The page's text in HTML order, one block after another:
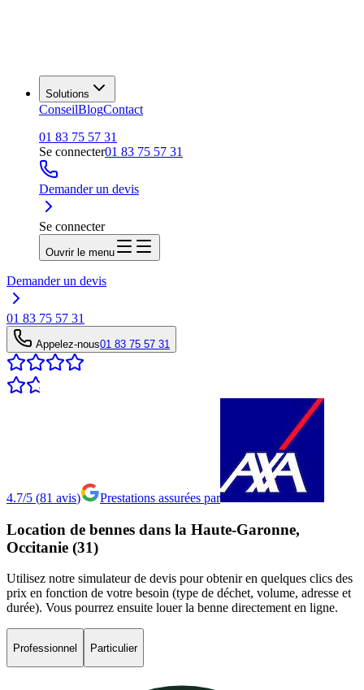
Solutions
ConseilBlogContact
01 83 75 57 31
Se connecter01 83 75 57 31
Demander un devis
Se connecter
Ouvrir le menu
Demander un devis
01 83 75 57 31
Appelez-nous01 83 75 57 31
4.7/5 (81 avis) Prestations assurées par
Location de bennes dans la Haute-Garonne,
Occitanie (31)
Utilisez notre simulateur de devis pour obtenir en quelques clics des
prix en fonction de votre besoin (type de déchet, volume, adresse et
durée). Vous pourrez ensuite louer la benne directement en ligne.
Professionnel Particulier